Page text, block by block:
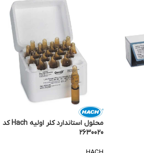
محلول استاندارد کلر اولیه Hach کد
2630020